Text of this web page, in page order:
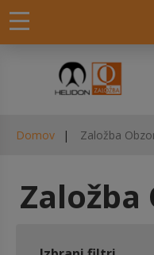
Domov Založba
Založba